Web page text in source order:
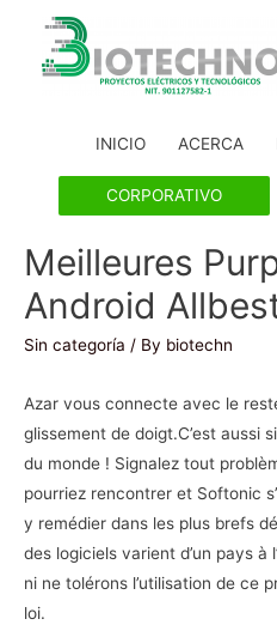
INICIO ACERCA
CORPORATIVO
Meilleures
Android
Sin categoría / By biotechn
Azar vous connecte avec le
glissement de doigt.C’est aussi
du monde ! Signalez tout
pourriez rencontrer et Softonic
y remédier dans les plus brefs
des logiciels varient d’un pays à
ni ne tolérons l’utilisation de ce
loi.